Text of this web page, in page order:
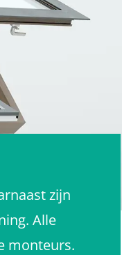
zijn
Alle
monteurs.